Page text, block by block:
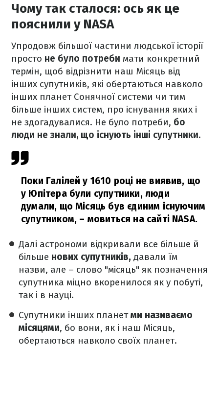
Чому так сталося: ось як це
пояснили у NASA
Упродовж більшої частини людської історії
просто не було потреби мати конкретний
термін, щоб відрізнити наш Місяць від
інших супутників, які обертаються навколо
інших планет Сонячної системи чи тим
більше інших систем, про існування яких і
не здогадувалися. Не було потреби, бо
люди не знали, що існують інші супутники.
Поки Галілей у 1610 році не виявив, що
у Юпітера були супутники, люди
думали, що Місяць був єдиним існуючим
супутником, – мовиться на сайті NASA.
Далі астрономи відкривали все більше й
більше нових супутників, давали їм
назви, але – слово "місяць" як позначення
супутника міцно вкоренилося як у побуті,
так і в науці.
Супутники інших планетми називаємо
місяцями, бо вони, як і наш Місяць,
обертаються навколо своїх планет.